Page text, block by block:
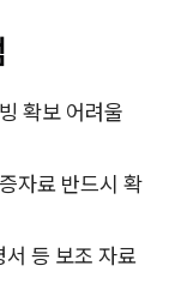
확보 어려울
자료 반드시 확
등 보조 자료